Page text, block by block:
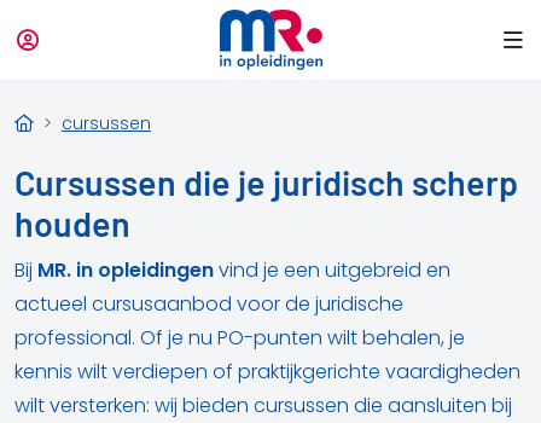
cursussen
Cursussen die je juridisch scherp
houden
Bij MR. in opleidingenvind je een uitgebreid en
actueel cursusaanbod voor de juridische
professional. Of je nu PO-punten wilt behalen, je
kennis wilt verdiepen of praktijkgerichte vaardigheden
wilt versterken: wij bieden cursussen die aansluiten bij